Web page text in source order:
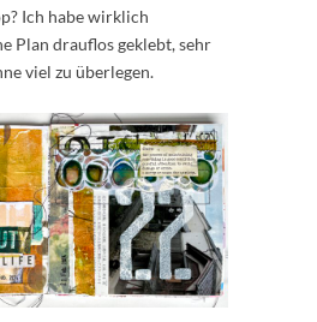
Ich habe wirklich
Plan drauflos geklebt, sehr
viel zu überlegen.